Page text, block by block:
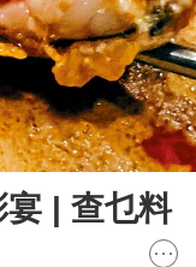
| 查乜料